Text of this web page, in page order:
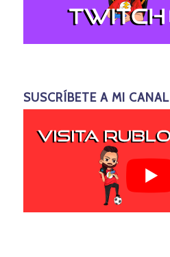
SUSCRÍBETE A MI CANAL